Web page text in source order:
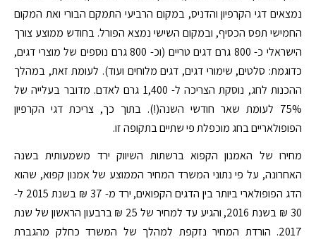
נמצאים דגי הקרפיון והדניס, במקום הרביעי התמקם הבורי ואת המקום
החמישי תפס הכסיף, ובמקום השישי נמצא הפורל. בחודש ממוצע צורך
הישראלי כ- 800 גרם דגים טריים (וכ- 800 גרם נוספים של מוצרי דגים,
כדוגמת: סלטים, שימורי דגים, דגים מלוחים ועוד). לעומת זאת, במהלך
ההכנות לחג, נוסקת הצריכה ל- 1,400 גרם לאדם. מדובר בעלייה של
75% לעומת שאר חודשי השנה(!). בתוך כך, צריכת דגי הקרפיון
הפופולאריים בחג מוכפלת פי שתיים בתקופה זו.
מחירו של האמנון הקפוא ברשתות השיווק ירד משמעותית בשנה
האחרונה, על פי נתוני המשרד המחיר הממוצע של אמנון קפוא, שהוא
הדג הפופולארי ביותר בין הדגים הקפואים, ירד מ- 37 ₪ בשנת 2015 ל-
30 ₪ בשנת 2016, והגיע עד למחיר של 25 ₪ ברבעון הראשון של שנת
2017. הורדת המחיר נזקפת למהלך של המשרד כחלק מהגברת